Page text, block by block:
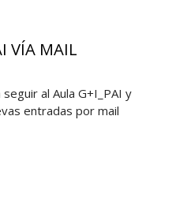
VÍA MAIL
al Aula G+I_PAI y
entradas por mail